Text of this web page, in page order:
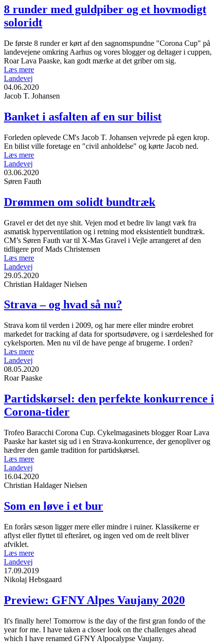
8 runder med guldpiber og et hovmodigt
soloridt
De første 8 runder er kørt af den sagnomspundne "Corona Cup" på
landevejene omkring Aarhus og vores blogger og deltager i cuppen,
Roar Lava Paaske, kan godt mærke at det griber om sig.
Læs mere
Landevej
04.06.2020
Jacob T. Johansen
Banket i asfalten af en sur bilist
Forleden oplevede CM's Jacob T. Johansen vejvrede på egen krop.
En bilist ville foretage en "civil anholdelse" og kørte Jacob ned.
Læs mere
Landevej
03.06.2020
Søren Fauth
Drømmen om solidt bundtræk
Gravel er det det nye shit. Vejen mod et bedre liv langt væk fra
asmatisk hyperventilation og i retning mod eksistentielt bundtræk.
CM’s Søren Fauth var til X-Mas Gravel i Vejle arrangeret af den
tidligere prof Mads Christensen
Læs mere
Landevej
29.05.2020
Christian Haldager Nielsen
Strava – og hvad så nu?
Strava kom til verden i 2009, og har mere eller mindre erobret
markedet for tracking af data for sportsudøvere, og i særdeleshed for
cykelsporten. Men nu vil de have penge af brugerne. I orden?
Læs mere
Landevej
08.05.2020
Roar Paaske
Partidskørsel: den perfekte konkurrence i
Corona-tider
Trofeo Baracchi Corona Cup. Cykelmagasinets blogger Roar Lava
Paaske har kastet sig ud i en Strava-konkurrence, der genopliver og
hædrer den gamle tradition for partidskørsel.
Læs mere
Landevej
16.04.2020
Christian Haldager Nielsen
Som en løve i et bur
En forårs sæson ligger mere eller mindre i ruiner. Klassikerne er
aflyst eller flyttet til efteråret, og ingen ved om de reelt bliver
afviklet.
Læs mere
Landevej
17.09.2019
Nikolaj Hebsgaard
Preview: GFNY Alpes Vaujany 2020
It's finally here! Tomorrow is the day of the first gran fondo of the
year for me. I have taken a closer look on the challenges ahead
which I have renamed GFNY Alpocalypse Vaujany.